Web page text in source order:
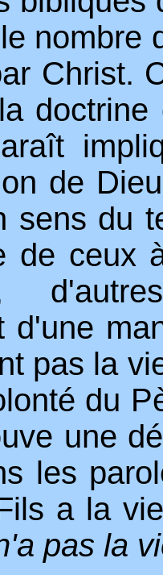
nombre
Christ.
de
sens du
de ceux
d'une
pas la
du
une
les
a la
pas la